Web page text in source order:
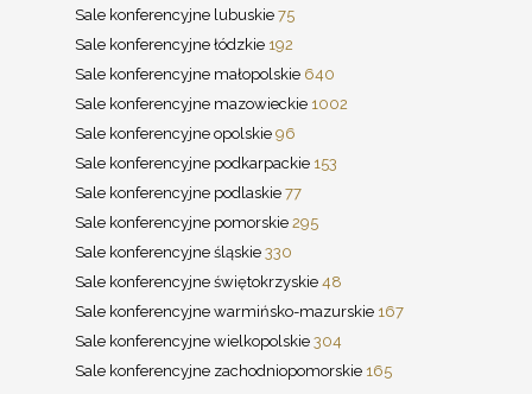
Sale konferencyjne lubuskie 75
Sale konferencyjne łódzkie 192
Sale konferencyjne małopolskie 640
Sale konferencyjne mazowieckie 1002
Sale konferencyjne opolskie 96
Sale konferencyjne podkarpackie 153
Sale konferencyjne podlaskie 77
Sale konferencyjne pomorskie 295
Sale konferencyjne śląskie 330
Sale konferencyjne świętokrzyskie 48
Sale konferencyjne warmińsko-mazurskie 167
Sale konferencyjne wielkopolskie 304
Sale konferencyjne zachodniopomorskie 165